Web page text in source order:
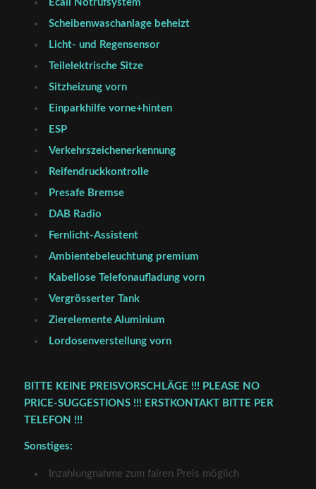
Ecall Notrufsystem
Scheibenwaschanlage beheizt
Licht- und Regensensor
Teilelektrische Sitze
Sitzheizung vorn
Einparkhilfe vorne+hinten
ESP
Verkehrszeichenerkennung
Reifendruckkontrolle
Presafe Bremse
DAB Radio
Fernlicht-Assistent
Ambientebeleuchtung premium
Kabellose Telefonaufladung vorn
Vergrösserter Tank
Zierelemente Aluminium
Lordosenverstellung vorn
BITTE KEINE PREISVORSCHLÄGE !!! PLEASE NO
PRICE-SUGGESTIONS !!! ERSTKONTAKT BITTE PER
TELEFON !!!
Sonstiges:
Inzahlungnahme zum fairen Preis möglich